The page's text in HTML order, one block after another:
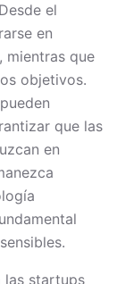
el
en
mientras que
objetivos.
que las
en
las startups